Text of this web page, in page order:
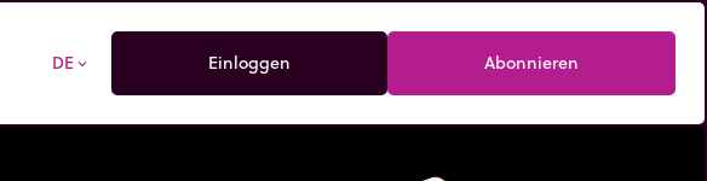
DE expand_more Einloggen Abonnieren